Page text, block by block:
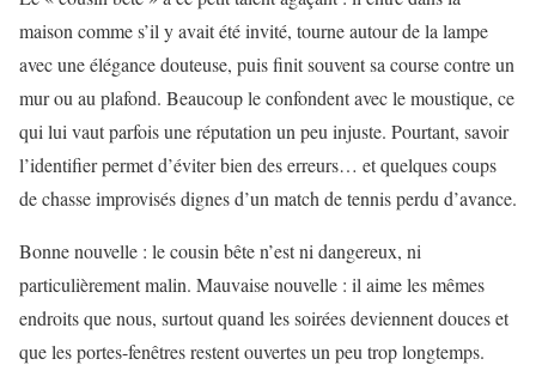
maison comme s’il y avait été invité, tourne autour de la lampe
avec une élégance douteuse, puis finit souvent sa course contre un
mur ou au plafond. Beaucoup le confondent avec le moustique, ce
qui lui vaut parfois une réputation un peu injuste. Pourtant, savoir
l’identifier permet d’éviter bien des erreurs… et quelques coups
de chasse improvisés dignes d’un match de tennis perdu d’avance.
Bonne nouvelle : le cousin bête n’est ni dangereux, ni
particulièrement malin. Mauvaise nouvelle : il aime les mêmes
endroits que nous, surtout quand les soirées deviennent douces et
que les portes-fenêtres restent ouvertes un peu trop longtemps.